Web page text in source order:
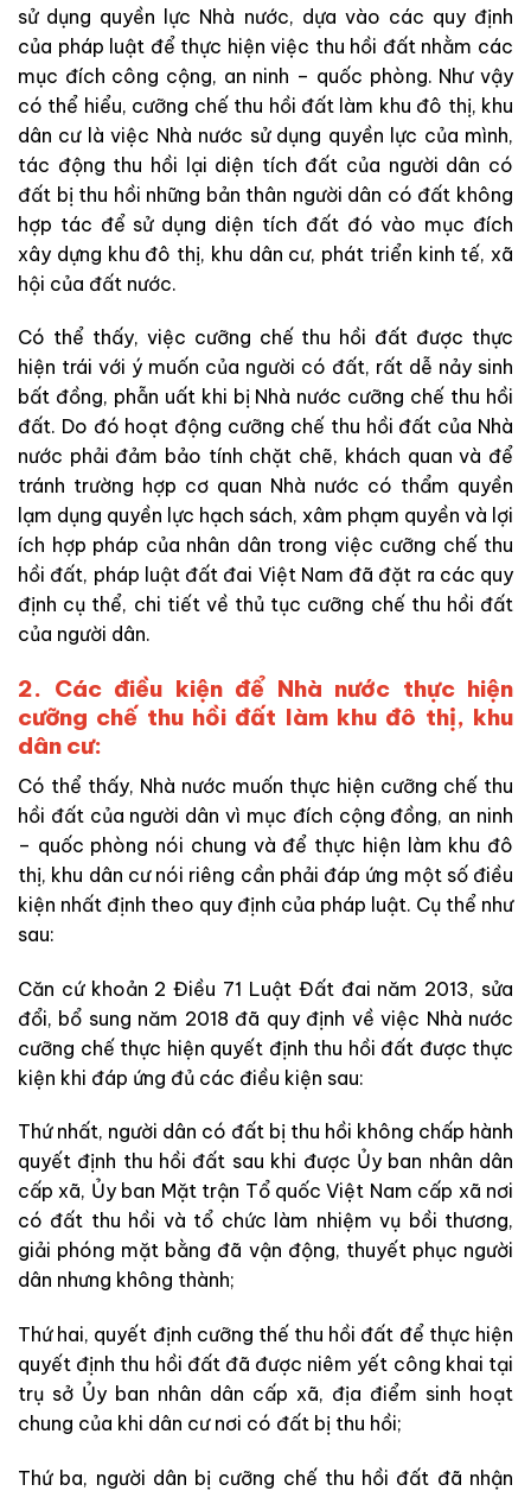
sử dụng quyền lực Nhà nước, dựa vào các quy định
của pháp luật để thực hiện việc thu hồi đất nhằm các
mục đích công cộng, an ninh – quốc phòng. Như vậy
có thể hiểu, cưỡng chế thu hồi đất làm khu đô thị, khu
dân cư là việc Nhà nước sử dụng quyền lực của mình,
tác động thu hồi lại diện tích đất của người dân có
đất bị thu hồi những bản thân người dân có đất không
hợp tác để sử dụng diện tích đất đó vào mục đích
xây dựng khu đô thị, khu dân cư, phát triển kinh tế, xã
hội của đất nước.
Có thể thấy, việc cưỡng chế thu hồi đất được thực
hiện trái với ý muốn của người có đất, rất dễ nảy sinh
bất đồng, phẫn uất khi bị Nhà nước cưỡng chế thu hồi
đất. Do đó hoạt động cưỡng chế thu hồi đất của Nhà
nước phải đảm bảo tính chặt chẽ, khách quan và để
tránh trường hợp cơ quan Nhà nước có thẩm quyền
lạm dụng quyền lực hạch sách, xâm phạm quyền và lợi
ích hợp pháp của nhân dân trong việc cưỡng chế thu
hồi đất, pháp luật đất đai Việt Nam đã đặt ra các quy
định cụ thể, chi tiết về thủ tục cưỡng chế thu hồi đất
của người dân.
2. Các điều kiện để Nhà nước thực hiện
cưỡng chế thu hồi đất làm khu đô thị, khu
dân cư:
Có thể thấy, Nhà nước muốn thực hiện cưỡng chế thu
hồi đất của người dân vì mục đích cộng đồng, an ninh
– quốc phòng nói chung và để thực hiện làm khu đô
thị, khu dân cư nói riêng cần phải đáp ứng một số điều
kiện nhất định theo quy định của pháp luật. Cụ thể như
sau:
Căn cứ khoản 2 Điều 71 Luật Đất đai năm 2013, sửa
đổi, bổ sung năm 2018 đã quy định về việc Nhà nước
cưỡng chế thực hiện quyết định thu hồi đất được thực
kiện khi đáp ứng đủ các điều kiện sau:
Thứ nhất, người dân có đất bị thu hồi không chấp hành
quyết định thu hồi đất sau khi được Ủy ban nhân dân
cấp xã, Ủy ban Mặt trận Tổ quốc Việt Nam cấp xã nơi
có đất thu hồi và tổ chức làm nhiệm vụ bồi thương,
giải phóng mặt bằng đã vận động, thuyết phục người
dân nhưng không thành;
Thứ hai, quyết định cưỡng thế thu hồi đất để thực hiện
quyết định thu hồi đất đã được niêm yết công khai tại
trụ sở Ủy ban nhân dân cấp xã, địa điểm sinh hoạt
chung của khi dân cư nơi có đất bị thu hồi;
Thứ ba, người dân bị cưỡng chế thu hồi đất đã nhận